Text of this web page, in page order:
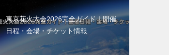
東京花火大会2026完全ガイド｜開催
日程・会場・チケット情報